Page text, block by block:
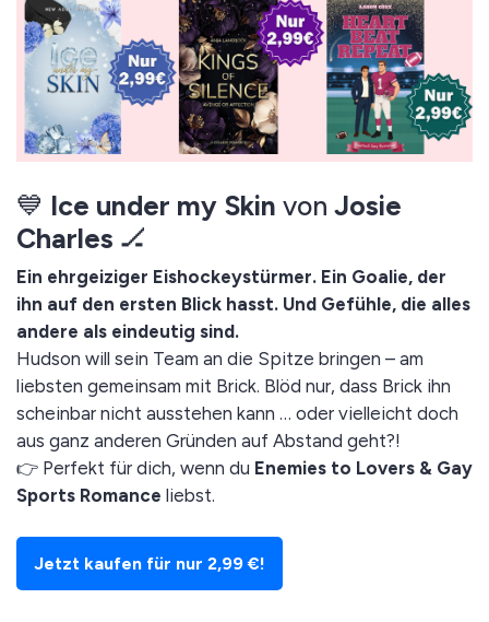
💙 Ice under my Skin von Josie
Charles 🏒
Ein ehrgeiziger Eishockeystürmer. Ein Goalie, der
ihn auf den ersten Blick hasst. Und Gefühle, die alles
andere als eindeutig sind.
Hudson will sein Team an die Spitze bringen – am
liebsten gemeinsam mit Brick. Blöd nur, dass Brick ihn
scheinbar nicht ausstehen kann … oder vielleicht doch
aus ganz anderen Gründen auf Abstand geht?!
👉 Perfekt für dich, wenn du Enemies to Lovers & Gay
Sports Romance liebst.
Jetzt kaufen für nur 2,99 €!